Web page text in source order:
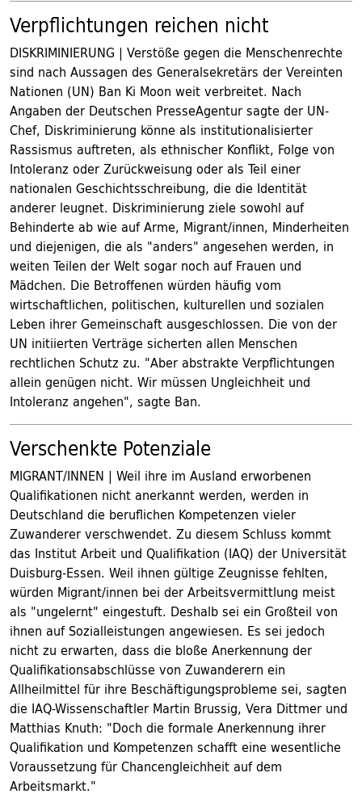
Verpflichtungen reichen nicht
DISKRIMINIERUNG | Verstöße gegen die Menschenrechte
sind nach Aussagen des Generalsekretärs der Vereinten
Nationen (UN) Ban Ki Moon weit verbreitet. Nach
Angaben der Deutschen PresseAgentur sagte der UN-
Chef, Diskriminierung könne als institutionalisierter
Rassismus auftreten, als ethnischer Konflikt, Folge von
Intoleranz oder Zurückweisung oder als Teil einer
nationalen Geschichtsschreibung, die die Identität
anderer leugnet. Diskriminierung ziele sowohl auf
Behinderte ab wie auf Arme, Migrant/innen, Minderheiten
und diejenigen, die als "anders" angesehen werden, in
weiten Teilen der Welt sogar noch auf Frauen und
Mädchen. Die Betroffenen würden häufig vom
wirtschaftlichen, politischen, kulturellen und sozialen
Leben ihrer Gemeinschaft ausgeschlossen. Die von der
UN initiierten Verträge sicherten allen Menschen
rechtlichen Schutz zu. "Aber abstrakte Verpflichtungen
allein genügen nicht. Wir müssen Ungleichheit und
Intoleranz angehen", sagte Ban.
Verschenkte Potenziale
MIGRANT/INNEN | Weil ihre im Ausland erworbenen
Qualifikationen nicht anerkannt werden, werden in
Deutschland die beruflichen Kompetenzen vieler
Zuwanderer verschwendet. Zu diesem Schluss kommt
das Institut Arbeit und Qualifikation (IAQ) der Universität
Duisburg-Essen. Weil ihnen gültige Zeugnisse fehlten,
würden Migrant/innen bei der Arbeitsvermittlung meist
als "ungelernt" eingestuft. Deshalb sei ein Großteil von
ihnen auf Sozialleistungen angewiesen. Es sei jedoch
nicht zu erwarten, dass die bloße Anerkennung der
Qualifikationsabschlüsse von Zuwanderern ein
Allheilmittel für ihre Beschäftigungsprobleme sei, sagten
die IAQ-Wissenschaftler Martin Brussig, Vera Dittmer und
Matthias Knuth: "Doch die formale Anerkennung ihrer
Qualifikation und Kompetenzen schafft eine wesentliche
Voraussetzung für Chancengleichheit auf dem
Arbeitsmarkt."